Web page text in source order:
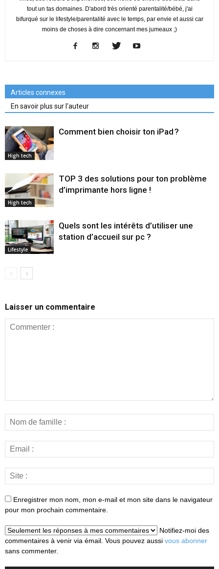
tout un tas domaines. D'abord très orienté parentalité/bébé, j'ai
bifurqué sur le lifestyle/parentalité avec le temps, par envie et aussi car
moins de choses à dire concernant mes jumeaux ;)
Articles connexes
En savoir plus sur l'auteur
High tech
Comment bien choisir ton iPad ?
High tech
TOP 3 des solutions pour ton problème
d’imprimante hors ligne !
Lifestyle
Quels sont les intérêts d’utiliser une
station d’accueil sur pc ?
Laisser un commentaire
Enregistrer mon nom, mon e-mail et mon site dans le navigateur
pour mon prochain commentaire.
Notifiez-moi des
commentaires à venir via émail. Vous pouvez aussi vous abonner
sans commenter.